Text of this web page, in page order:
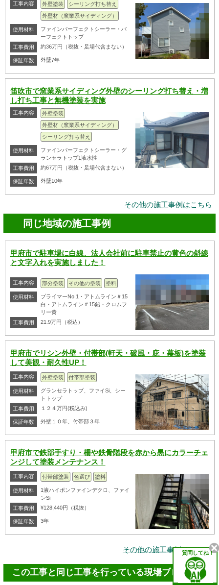
工事内容 外壁塗装
シーリング打ち替え
外壁材（窯業系サイディング）
使用材料
ファインパーフェクトシーラー・パ
ーフェクトトップ
工事費用
約36万円（税抜・足場代含まない）
保証年数 外壁7年
笛吹市で窯業系サイディング外壁のシーリング打ち替え・増
し打ち工事と無機塗装を実施
工事内容
外壁塗装
外壁材（窯業系サイディング）
シーリング打ち替え
使用材料
ファインパーフェクトシーラー・グ
ランセラトップ1液水性
工事費用
約67万円（税抜・足場代含まない）
保証年数 外壁10年
その他の施工事例はこちら
同じ地域の施工事例
甲府市で駐車場に白線、法人会社前に駐車禁止の黄色の斜線
と文字入れを実施しました！
工事内容 部分塗装 その他の塗装 塗料
使用材料
プライマーNo.1・アトムライン＃15
白・アトムライン＃15鉛・クロムフ
リー黄
工事費用
21.9万円（税込）
甲府市でリシン外壁・付帯部(軒天・破風・庇・幕板)を塗装
して美観・耐久性UP！
工事内容 外壁塗装 付帯部塗装
使用材料
グランセラトップ、ファイSi、シー
トトップ
工事費用
１２４万円(税込み)
保証年数 外壁１０年、付帯部３年
甲府市で鉄部手すり・柵や鉄骨階段を赤から黒にカラーチェ
ンジして塗装メンテナンス！
工事内容 付帯部塗装 色選び 塗料
使用材料
1液ハイポンファインデクロ、ファイ
ンSi
工事費用
¥128,440円（税抜）
保証年数 3年
その他の施工事例はこちら
この工事と同じ工事を行っている現場ブログ
質問してね！